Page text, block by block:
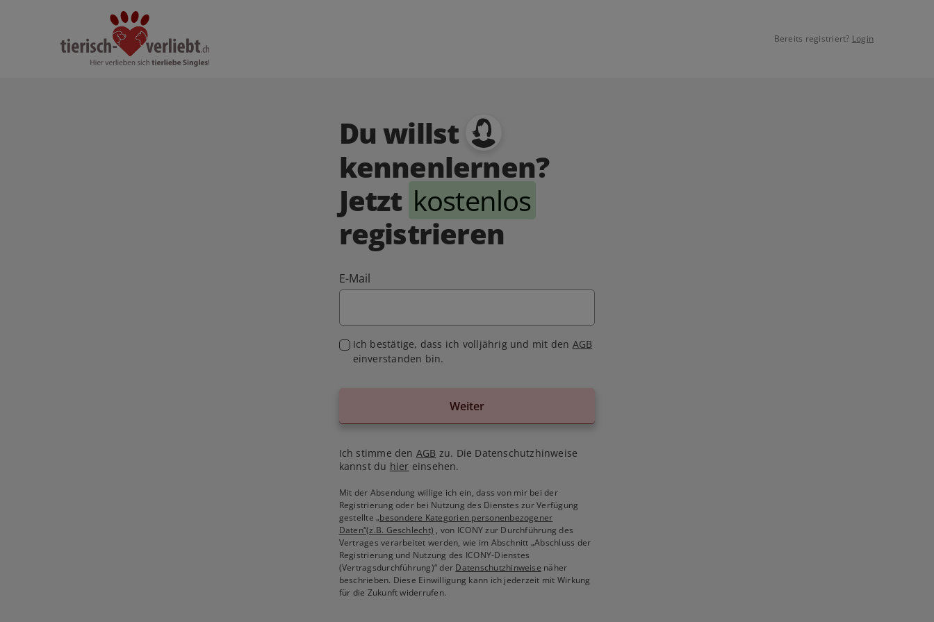
Bereits registriert? Login
Du willst
kennenlernen?
Jetzt kostenlos
registrieren
E-Mail
Ich bestätige, dass ich volljährig und mit den AGB
einverstanden bin.
Weiter
Ich stimme den AGB zu. Die Datenschutzhinweise
kannst du hier einsehen.
Mit der Absendung willige ich ein, dass von mir bei der
Registrierung oder bei Nutzung des Dienstes zur Verfügung
gestellte„besondere Kategorien personenbezogener
Daten“(z.B. Geschlecht) , von ICONY zur Durchführung des
Vertrages verarbeitet werden, wie im Abschnitt „Abschluss der
Registrierung und Nutzung des ICONY-Dienstes
(Vertragsdurchführung)“ der Datenschutzhinweise näher
beschrieben. Diese Einwilligung kann ich jederzeit mit Wirkung
für die Zukunft widerrufen.